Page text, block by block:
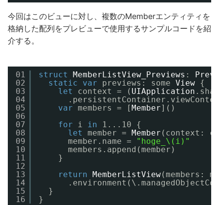
今回はこのビューに対し、複数のMemberエンティティを
格納した配列をプレビューで使用するサンプルコードを紹
介する。
01
02
03
04
05
06
07
08
09
10
11
12
13
14
15
16
struct MemberListView_Previews :
static
var previews: some View {
let
context = ( UIApplication
var
members = [ Member]()
for
i in
1...10 {
let
member = Member (context:
member.name =
"hoge_\(i)"
members.append(member)
}
return
MemberListView(members:
}
}